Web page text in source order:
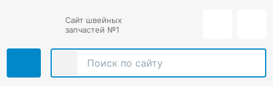
Сайт швейных
запчастей №1